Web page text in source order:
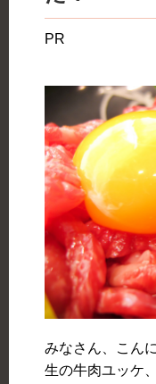
PR
みなさん、こん
生の牛肉ユッケ